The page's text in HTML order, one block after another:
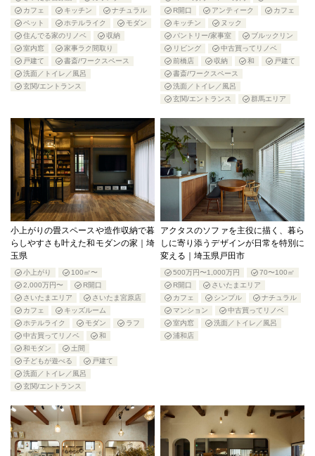
カフェ
キッチン
ナチュラル
ペット
ホテルライク
モダン
住んでる家のリノベ
収納
室内窓
家事ラク間取り
戸建て
書斎/ワークスペース
洗面／トイレ／風呂
玄関/エントランス
R開口
アンティーク
カフェ
キッチン
ヌック
パントリー/家事室
ブルックリン
リビング
中古買ってリノベ
前橋店
収納 和
戸建て
書斎/ワークスペース
洗面／トイレ／風呂
玄関/エントランス
群馬エリア
小上がりの畳スペースや造作収納で暮
らしやすさも叶えた和モダンの家｜埼
玉県
小上がり
100㎡〜
2,000万円〜
R開口
さいたまエリア
さいたま宮原店
カフェ
キッズルーム
ホテルライク
モダン
ラフ
中古買ってリノベ
和
和モダン
土間
子どもが遊べる
戸建て
洗面／トイレ／風呂
玄関/エントランス
アクタスのソファを主役に描く、暮ら
しに寄り添うデザインが日常を特別に
変える｜埼玉県戸田市
500万円〜1,000万円
70〜100㎡
R開口
さいたまエリア
カフェ
シンプル
ナチュラル
マンション
中古買ってリノベ
室内窓
洗面／トイレ／風呂
浦和店